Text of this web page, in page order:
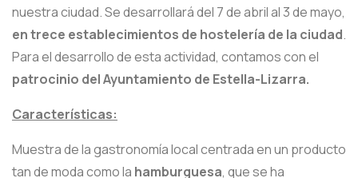
nuestra ciudad. Se desarrollará del 7 de abril al 3 de mayo,
en trece establecimientos de hostelería de la ciudad.
Para el desarrollo de esta actividad, contamos con el
patrocinio del Ayuntamiento de Estella-Lizarra.
Características:
Muestra de la gastronomía local centrada en un producto
tan de moda como la hamburguesa, que se ha